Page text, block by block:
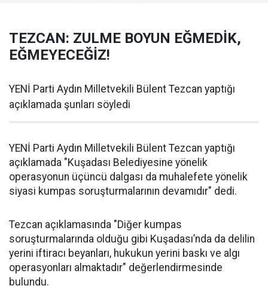
TEZCAN: ZULME BOYUN EĞMEDİK,
EĞMEYECEĞİZ!
YENİ Parti Aydın Milletvekili Bülent Tezcan yaptığı
açıklamada şunları söyledi
YENİ Parti Aydın Milletvekili Bülent Tezcan yaptığı
açıklamada "Kuşadası Belediyesine yönelik
operasyonun üçüncü dalgası da muhalefete yönelik
siyasi kumpas soruşturmalarının devamıdır" dedi.
Tezcan açıklamasında "Diğer kumpas
soruşturmalarında olduğu gibi Kuşadası’nda da delilin
yerini iftiracı beyanları, hukukun yerini baskı ve algı
operasyonları almaktadır" değerlendirmesinde
bulundu.